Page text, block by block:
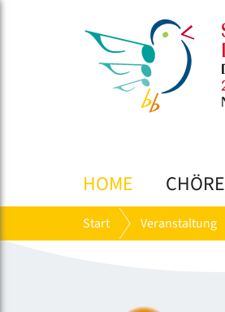
HOME CHÖRE
Start Veranstaltung